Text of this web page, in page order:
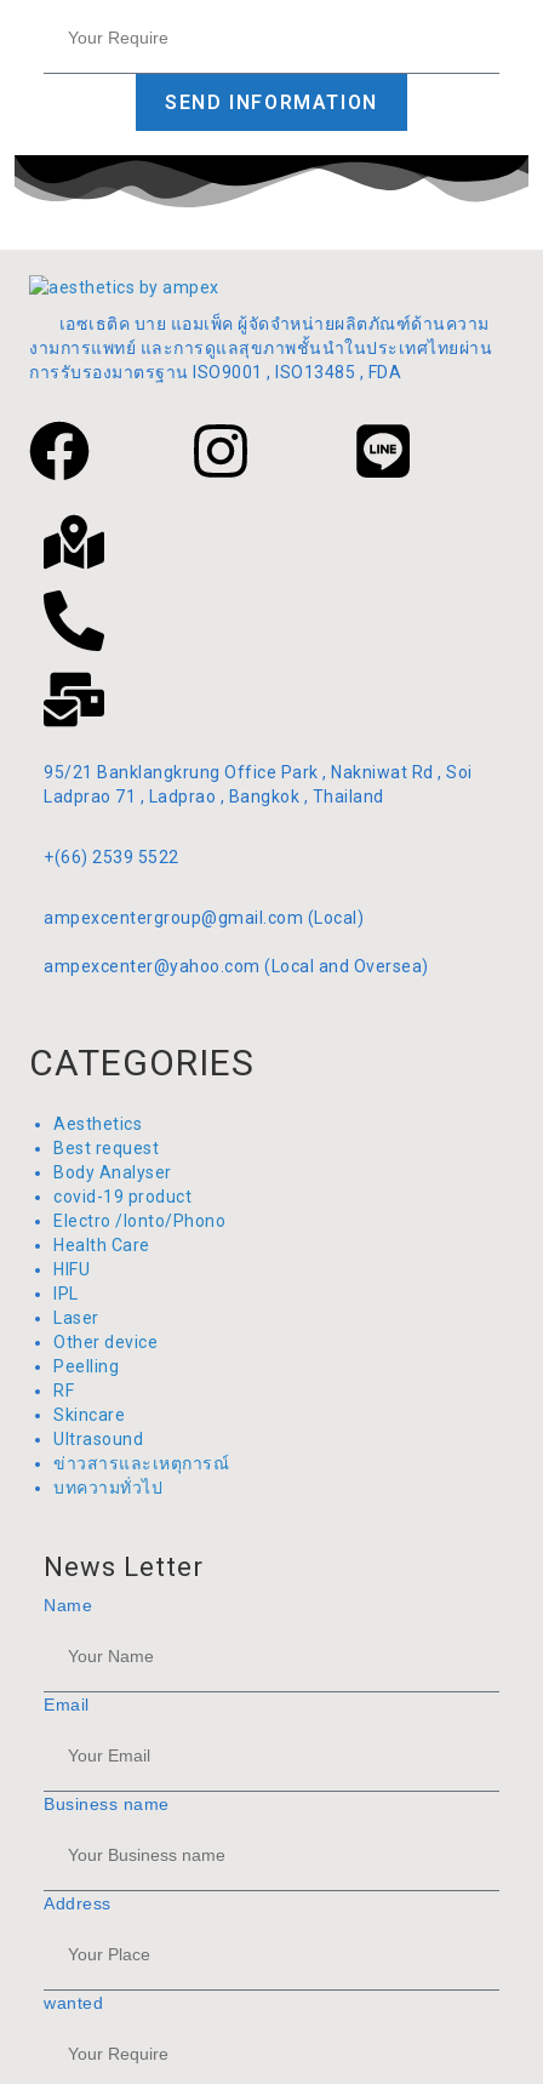
SEND INFORMATION
เอซเธติค บาย แอมเพ็ค ผู้จัดจำหน่ายผลิตภัณฑ์ด้านความ
งามการแพทย์ และการดูแลสุขภาพชั้นนำในประเทศไทยผ่าน
การรับรองมาตรฐาน ISO9001 , ISO13485 , FDA
95/21 Banklangkrung Office Park , Nakniwat Rd , Soi
Ladprao 71 , Ladprao , Bangkok , Thailand
+(66) 2539 5522
ampexcentergroup@gmail.com (Local)
ampexcenter@yahoo.com (Local and Oversea)
CATEGORIES
Aesthetics
Best request
Body Analyser
covid-19 product
Electro /Ionto/Phono
Health Care
HIFU
IPL
Laser
Other device
Peelling
RF
Skincare
Ultrasound
ข่าวสารและเหตุการณ์
บทความทั่วไป
News Letter
Name
Email
Business name
Address
wanted